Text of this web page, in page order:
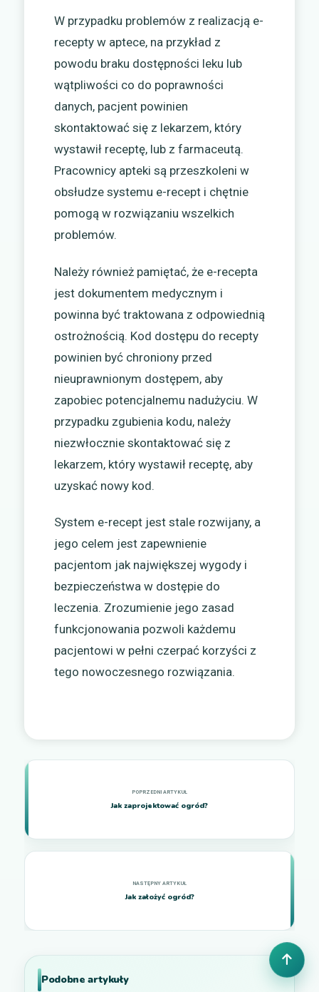
W przypadku problemów z realizacją e-
recepty w aptece, na przykład z
powodu braku dostępności leku lub
wątpliwości co do poprawności
danych, pacjent powinien
skontaktować się z lekarzem, który
wystawił receptę, lub z farmaceutą.
Pracownicy apteki są przeszkoleni w
obsłudze systemu e-recept i chętnie
pomogą w rozwiązaniu wszelkich
problemów.
Należy również pamiętać, że e-recepta
jest dokumentem medycznym i
powinna być traktowana z odpowiednią
ostrożnością. Kod dostępu do recepty
powinien być chroniony przed
nieuprawnionym dostępem, aby
zapobiec potencjalnemu nadużyciu. W
przypadku zgubienia kodu, należy
niezwłocznie skontaktować się z
lekarzem, który wystawił receptę, aby
uzyskać nowy kod.
System e-recept jest stale rozwijany, a
jego celem jest zapewnienie
pacjentom jak największej wygody i
bezpieczeństwa w dostępie do
leczenia. Zrozumienie jego zasad
funkcjonowania pozwoli każdemu
pacjentowi w pełni czerpać korzyści z
tego nowoczesnego rozwiązania.
Jak zaprojektować ogród?
Jak założyć ogród?
Podobne artykuły